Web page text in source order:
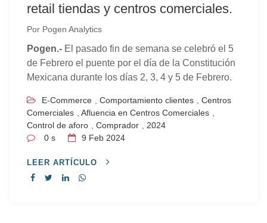
retail tiendas y centros comerciales.
Por Pogen Analytics
Pogen.- El pasado fin de semana se celebró el 5
de Febrero el puente por el día de la Constitución
Mexicana durante los días 2, 3, 4 y 5 de Febrero.
E-Commerce Comportamiento clientes
Centros
Comerciales
Afluencia en Centros Comerciales
Control de aforo
Comprador
2024
0 s
9 Feb 2024
LEER ARTÍCULO